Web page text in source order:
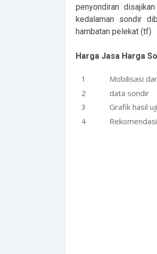
penyondiran
kedalaman sondir
hambatan pelekat (tf)
Harga Jasa Harga
Mobilisasi
data sondir
Grafik hasil